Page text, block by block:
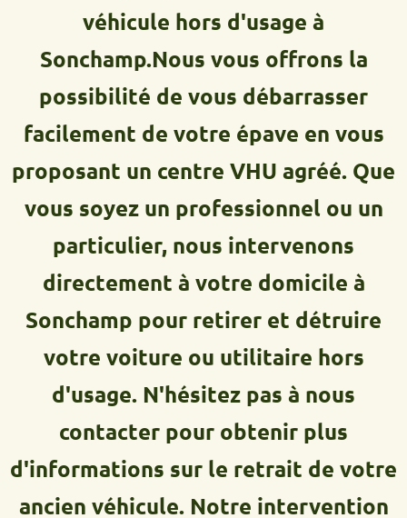
véhicule hors d'usage à
Sonchamp.Nous vous offrons la
possibilité de vous débarrasser
facilement de votre épave en vous
proposant un centre VHU agréé. Que
vous soyez un professionnel ou un
particulier, nous intervenons
directement à votre domicile à
Sonchamp pour retirer et détruire
votre voiture ou utilitaire hors
d'usage. N'hésitez pas à nous
contacter pour obtenir plus
d'informations sur le retrait de votre
ancien véhicule. Notre intervention